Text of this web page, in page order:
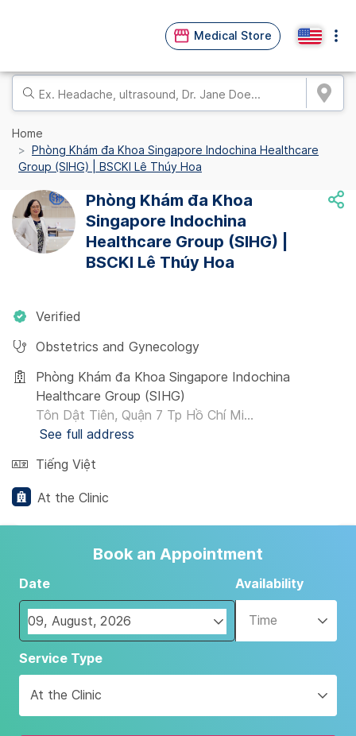
Medical Store
Home
Phòng Khám đa Khoa Singapore Indochina Healthcare
Group (SIHG) | BSCKI Lê Thúy Hoa
Phòng Khám đa Khoa
Singapore Indochina
Healthcare Group (SIHG) |
BSCKI Lê Thúy Hoa
Verified
Obstetrics and Gynecology
Phòng Khám đa Khoa Singapore Indochina
Healthcare Group (SIHG)
Tôn Dật Tiên, Quận 7 Tp Hồ Chí Mi...
See full address
Tiếng Việt
At the Clinic
Book an Appointment
Date
Navigate
forward
interact
with
Availability
Time
Service Type
At the Clinic